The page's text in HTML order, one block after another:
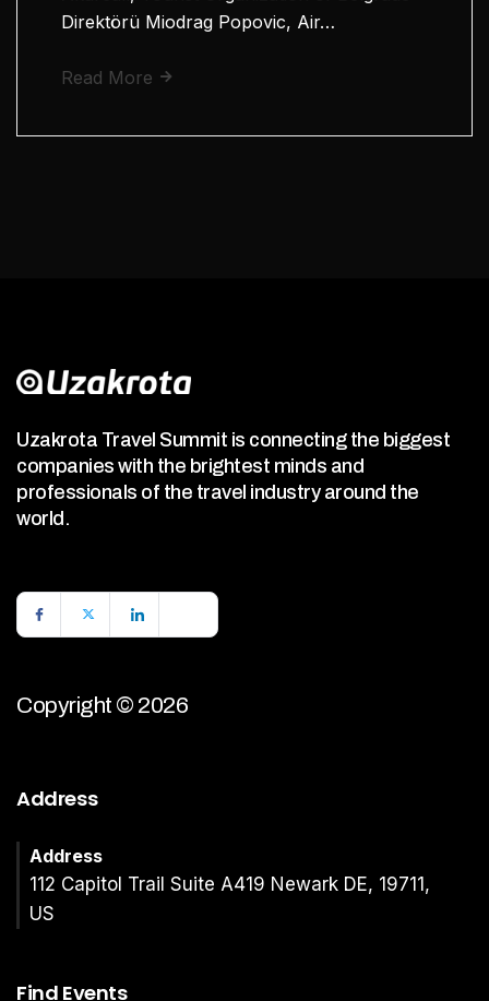
Direktörü Miodrag Popovic, Air…
Read More
Uzakrota Travel Summit is connecting the biggest
companies with the brightest minds and
professionals of the travel industry around the
world.
Copyright © 2026
Address
Address
112 Capitol Trail Suite A419 Newark DE, 19711,
US
Find Events